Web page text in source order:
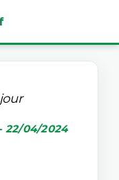
22/04/2024